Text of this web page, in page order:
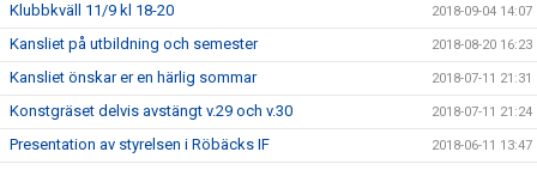
Klubbkväll 11/9 kl 18-20 2018-09-04 14:07
Kansliet på utbildning och semester 2018-08-20 16:23
Kansliet önskar er en härlig sommar 2018-07-11 21:31
Konstgräset delvis avstängt v.29 och v.30 2018-07-11 21:24
Presentation av styrelsen i Röbäcks IF 2018-06-11 13:47